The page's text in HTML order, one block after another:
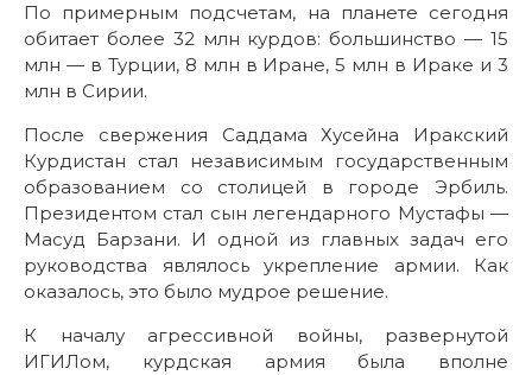
По примерным подсчетам, на планете сегодня
обитает более 32 млн курдов: большинство — 15
млн — в Турции, 8 млн в Иране, 5 млн в Ираке и 3
млн в Сирии.
После свержения Саддама Хусейна Иракский
Курдистан стал независимым государственным
образованием со столицей в городе Эрбиль.
Президентом стал сын легендарного Мустафы —
Масуд Барзани. И одной из главных задач его
руководства являлось укрепление армии. Как
оказалось, это было мудрое решение.
К началу агрессивной войны, развернутой
ИГИЛом, курдская армия была вполне